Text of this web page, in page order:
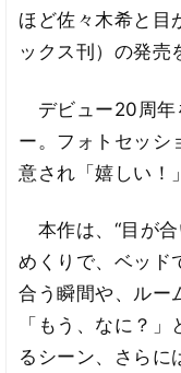
ほど佐々木希と目
ックス刊）の発売
デビュー20周年
ー。フォトセッシ
意され「嬉しい！
本作は、“目が合
めくりで、ベッド
合う瞬間や、ルー
「もう、なに？
るシーン、さらに